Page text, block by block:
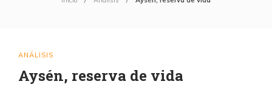
ANÁLISIS
Aysén, reserva de vida